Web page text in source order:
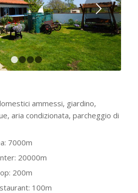
1 2 3 4
ammessi, giardino,
aria condizionata, parcheggio di
7000m
20000m
200m
100m